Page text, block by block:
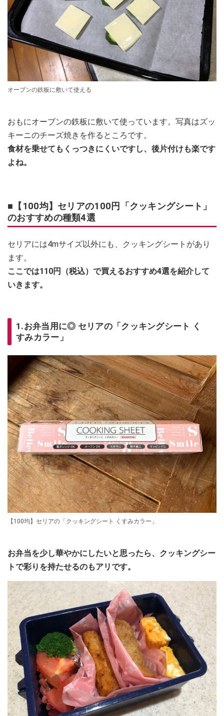
オーブンの鉄板に敷いて使える
おもにオーブンの鉄板に敷いて使っています。写真はズッ
キーニのチーズ焼きを作るところです。
食材を乗せてもくっつきにくいですし、後片付けも楽です
よね。
■【100均】セリアの100円「クッキングシート」
のおすすめの種類4選
セリアには4mサイズ以外にも、クッキングシートがあり
ます。
ここでは110円（税込）で買えるおすすめ4選を紹介して
いきます。
1.お弁当用に◎ セリアの「クッキングシート く
すみカラー」
【100均】セリアの「クッキングシート くすみカラー」
お弁当を少し華やかにしたいと思ったら、クッキングシー
トで彩りを持たせるのもアリです。